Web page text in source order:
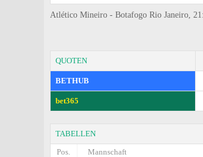
Atlético Mineiro - Botafogo Rio Janeiro,
QUOTEN
BETHUB
bet365
TABELLEN
Pos.
Mannschaft